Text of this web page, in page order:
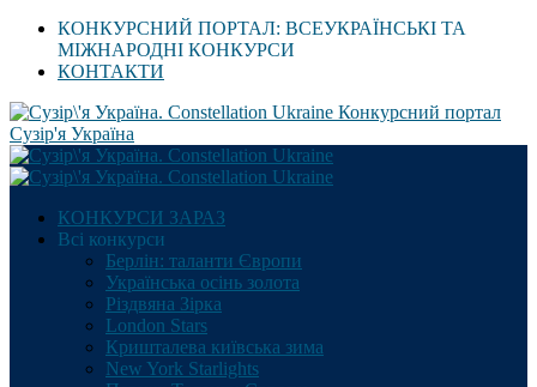
КОНКУРСНИЙ ПОРТАЛ: ВСЕУКРАЇНСЬКІ ТА
МІЖНАРОДНІ КОНКУРСИ
КОНТАКТИ
Конкурсний портал
Сузір'я Україна
КОНКУРСИ ЗАРАЗ
Всі конкурси
Берлін: таланти Європи
Українська осінь золота
Різдвяна Зірка
London Stars
Кришталева київська зима
New York Starlights